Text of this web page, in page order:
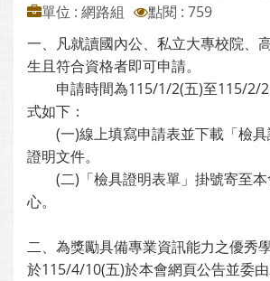
單位 : 網路組
點閱 : 759
一、凡就讀國內公、私立大專校院、
生且符合資格者即可申請。
申請時間為115/1/2(五)至115/2/
式如下：
(一)線上填寫申請表並下載「檢具
證明文件。
(二)「檢具證明表單」掛號寄至本
心。
二、為獎勵具備專業資訊能力之優秀
於115/4/10(五)於本會網頁公告並委